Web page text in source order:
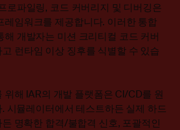
로파일링, 코드 커버리지 및 디버깅은
레임워크를 제공합니다. 이러한 통합
해 개발자는 미션 크리티컬 코드 커버
런타임 이상 징후를 식별할 수 있습
위해 IAR의 개발 플랫폼은 CI/CD를 원
시뮬레이터에서 테스트하든 실제 하드
명확한 합격/불합격 신호, 포괄적인